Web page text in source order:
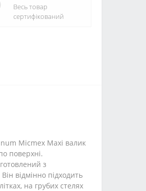
Весь товар
сертифікований
Micmex Maxi валик
поверхні.
з
відмінно підходить
на грубих стелях